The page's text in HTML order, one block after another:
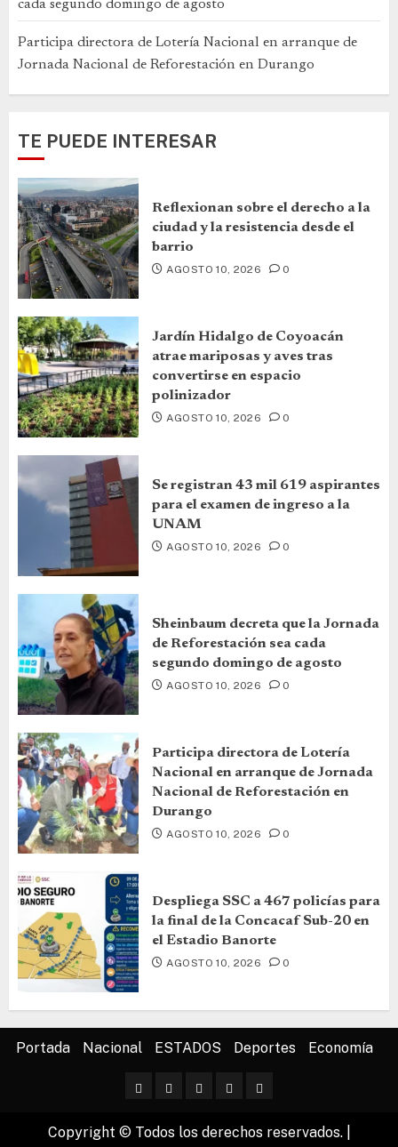
cada segundo domingo de agosto
Participa directora de Lotería Nacional en arranque de
Jornada Nacional de Reforestación en Durango
TE PUEDE INTERESAR
Reflexionan sobre el derecho a la
ciudad y la resistencia desde el
barrio
AGOSTO 10, 2026 0
Jardín Hidalgo de Coyoacán
atrae mariposas y aves tras
convertirse en espacio
polinizador
AGOSTO 10, 2026 0
Se registran 43 mil 619 aspirantes
para el examen de ingreso a la
UNAM
AGOSTO 10, 2026 0
Sheinbaum decreta que la Jornada
de Reforestación sea cada
segundo domingo de agosto
AGOSTO 10, 2026 0
Participa directora de Lotería
Nacional en arranque de Jornada
Nacional de Reforestación en
Durango
AGOSTO 10, 2026 0
Despliega SSC a 467 policías para
la final de la Concacaf Sub-20 en
el Estadio Banorte
AGOSTO 10, 2026 0
Portada Nacional ESTADOS Deportes Economía
Copyright © Todos los derechos reservados.